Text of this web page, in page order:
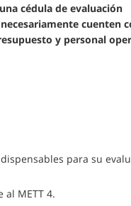
cédula de evaluación
cuenten
y personal
para su
METT 4.